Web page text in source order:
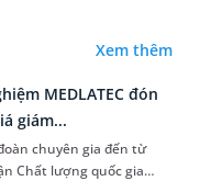
Xem thêm
MEDLATEC đón
giám...
chuyên gia đến từ
Chất lượng quốc gia